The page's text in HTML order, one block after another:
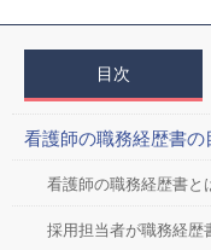
目次
看護師の職務経歴書の
看護師の職務経歴書と
採用担当者が職務経歴